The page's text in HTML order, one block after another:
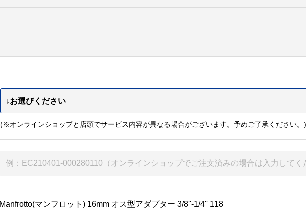
(※オンラインショップと店頭でサービス内容が異なる場合がございます。予めご了承ください。)
Manfrotto(マンフロット) 16mm オス型アダプター 3/8''-1/4'' 118